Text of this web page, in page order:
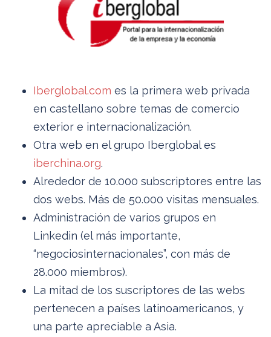
Iberglobal.com es la primera web privada
en castellano sobre temas de comercio
exterior e internacionalización.
Otra web en el grupo Iberglobal es
iberchina.org.
Alrededor de 10.000 subscriptores entre las
dos webs. Más de 50.000 visitas mensuales.
Administración de varios grupos en
Linkedin (el más importante,
“negociosinternacionales”, con más de
28.000 miembros).
La mitad de los suscriptores de las webs
pertenecen a países latinoamericanos, y
una parte apreciable a Asia.